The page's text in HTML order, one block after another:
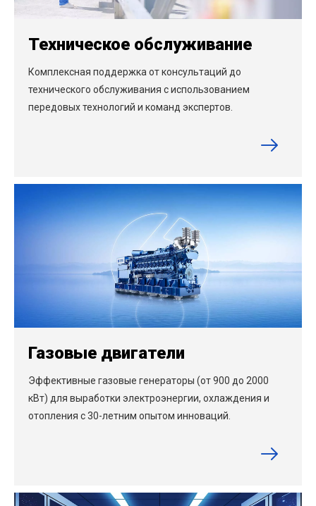
Техническое обслуживание
Комплексная поддержка от консультаций до
технического обслуживания с использованием
передовых технологий и команд экспертов.
Газовые двигатели
Эффективные газовые генераторы (от 900 до 2000
кВт) для выработки электроэнергии, охлаждения и
отопления с 30-летним опытом инноваций.